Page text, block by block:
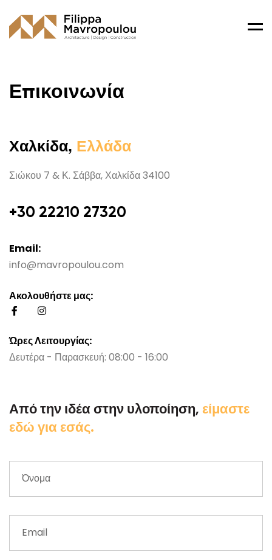
Επικοινωνία
Χαλκίδα, Ελλάδα
Σιώκου 7 & Κ. Σάββα, Χαλκίδα 34100
+30 22210 27320
Email:
info@mavropoulou.com
Ακολουθήστε μας:
Ώρες Λειτουργίας:
Δευτέρα - Παρασκευή: 08:00 - 16:00
Από την ιδέα στην υλοποίηση, είμαστε
εδώ για εσάς.